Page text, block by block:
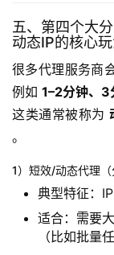
五、第四个大
动态IP的核心玩
很多代理服务商
例如 1–2分钟、
这类通常被称为
。
1）短效/动态代理（
典型特征：
适合：需要
（比如批量